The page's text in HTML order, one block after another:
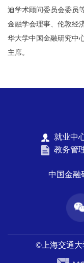
迪学术顾问委员会委员
金融学会理事、伦敦经
华大学中国金融研究中
主席。
就业中
教务管
中国金融
©上海交通大